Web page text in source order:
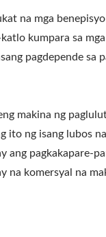
na mga
kumpara sa
pagdepende sa
makina ng
ng isang lubos
ang pagkakapare-
na komersyal na